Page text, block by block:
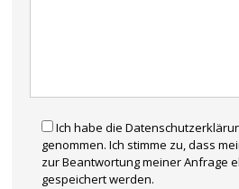
Ich habe die
genommen. Ich stimme zu, dass
zur Beantwortung meiner Anfrage
gespeichert werden.